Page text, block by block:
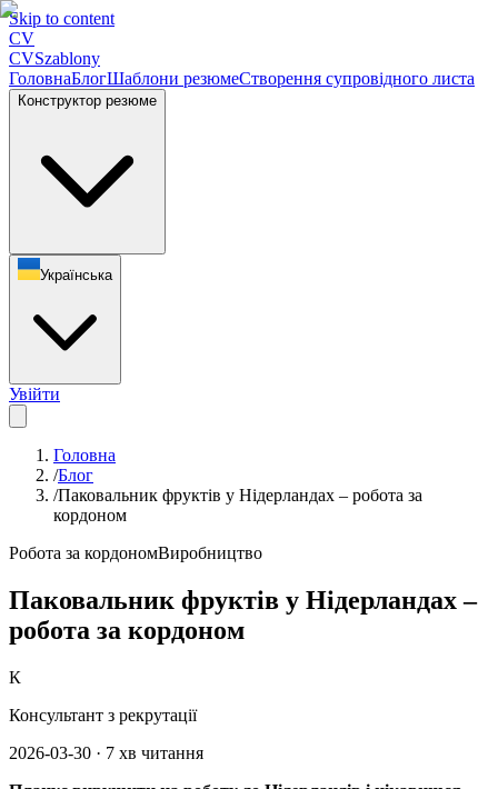
Skip to content
CV
CVSzablony
ГоловнаБлогШаблони резюмеСтворення супровідного листа
Конструктор резюме
Українська
Увійти
Головна
/Блог
/Паковальник фруктів у Нідерландах – робота за
кордоном
Робота за кордономВиробництво
Паковальник фруктів у Нідерландах –
робота за кордоном
К
Консультант з рекрутації
2026-03-30 · 7 хв читання